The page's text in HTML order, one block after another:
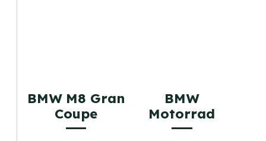
BMW M8 Gran
Coupe
BMW
Motorrad